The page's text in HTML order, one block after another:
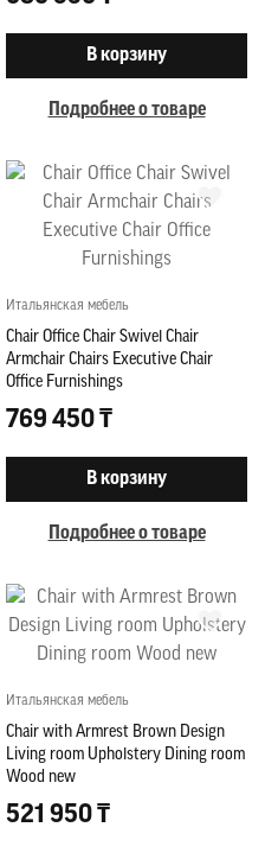
В корзину
Подробнее о товаре
Итальянская мебель
Chair Office Chair Swivel Chair
Armchair Chairs Executive Chair
Office Furnishings
769 450 ₸
В корзину
Подробнее о товаре
Итальянская мебель
Chair with Armrest Brown Design
Living room Upholstery Dining room
Wood new
521 950 ₸